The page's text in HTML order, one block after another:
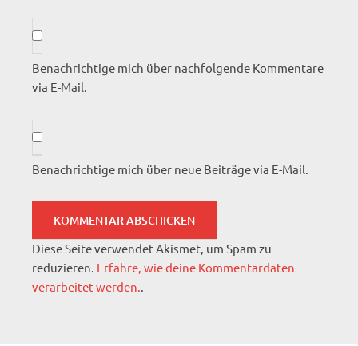
Benachrichtige mich über nachfolgende Kommentare
via E-Mail.
Benachrichtige mich über neue Beiträge via E-Mail.
Diese Seite verwendet Akismet, um Spam zu
reduzieren. Erfahre, wie deine Kommentardaten
verarbeitet werden..